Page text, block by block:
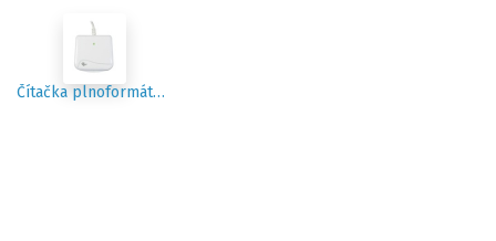
Čítačka plnoformátových kariet Starcos 3.7